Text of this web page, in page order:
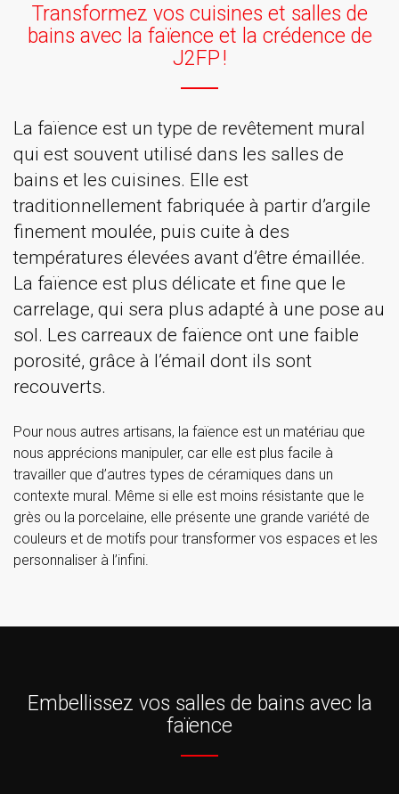
Transformez vos cuisines et salles de
bains avec la faïence et la crédence de
J2FP !
La faïence est un type de revêtement mural
qui est souvent utilisé dans les salles de
bains et les cuisines. Elle est
traditionnellement fabriquée à partir d’argile
finement moulée, puis cuite à des
températures élevées avant d’être émaillée.
La faïence est plus délicate et fine que le
carrelage, qui sera plus adapté à une pose au
sol. Les carreaux de faïence ont une faible
porosité, grâce à l’émail dont ils sont
recouverts.
Pour nous autres artisans, la faïence est un matériau que
nous apprécions manipuler, car elle est plus facile à
travailler que d’autres types de céramiques dans un
contexte mural. Même si elle est moins résistante que le
grès ou la porcelaine, elle présente une grande variété de
couleurs et de motifs pour transformer vos espaces et les
personnaliser à l’infini.
Embellissez vos salles de bains avec la
faïence